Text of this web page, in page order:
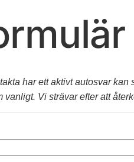
har ett aktivt autosvar
Vi strävar efter att